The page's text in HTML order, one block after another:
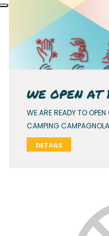
WE OPEN AT
WE ARE READY TO
CAMPING
DETAILS